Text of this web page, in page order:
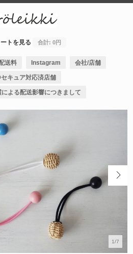
トを見る 合計: 0円
送料 Instagram 会社/店舗
キュア対応済店舗
よる配送影響につきまして
1/7